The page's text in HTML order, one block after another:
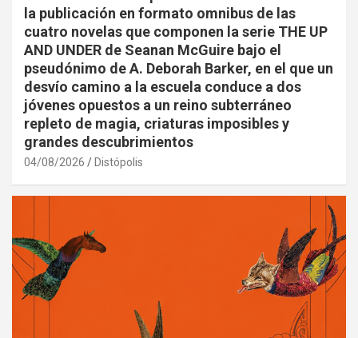
la publicación en formato omnibus de las
cuatro novelas que componen la serie THE UP
AND UNDER de Seanan McGuire bajo el
pseudónimo de A. Deborah Barker, en el que un
desvío camino a la escuela conduce a dos
jóvenes opuestos a un reino subterráneo
repleto de magia, criaturas imposibles y
grandes descubrimientos
04/08/2026 Distópolis